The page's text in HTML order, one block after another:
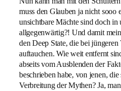
muss den Glauben ja nicht sooo
unsichtbare Mächte sind doch in
allgegenwärtig?! Und damit
den Deep State, die bei
auftauchen. Wie weit entfernt
abseits vom Ausblenden der
beschrieben habe, von jenen,
Verbreitung der Mythen? Ja,